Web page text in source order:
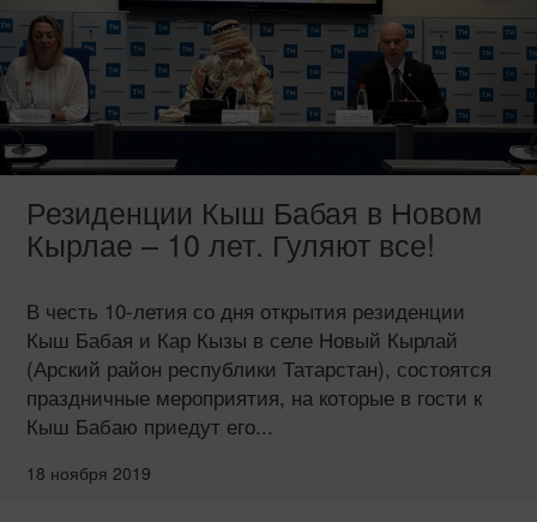
Резиденции Кыш Бабая в Новом
Кырлае – 10 лет. Гуляют все!
В честь 10-летия со дня открытия резиденции
Кыш Бабая и Кар Кызы в селе Новый Кырлай
(Арский район республики Татарстан), состоятся
праздничные мероприятия, на которые в гости к
Кыш Бабаю приедут его...
18 ноября 2019